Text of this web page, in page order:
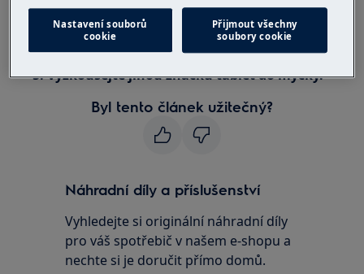
dispozici).
4. Rozložte správně nádobí v koši.
5. Vyzkoušejte jinou značku tablet do myčky.
Byl tento článek užitečný?
Náhradní díly a příslušenství
Vyhledejte si originální náhradní díly
pro váš spotřebič v našem e-shopu a
nechte si je doručit přímo domů.
Nastavení souborů
cookie
Přijmout všechny
soubory cookie